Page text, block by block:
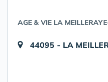
AGE & VIE LA
44095 - LA